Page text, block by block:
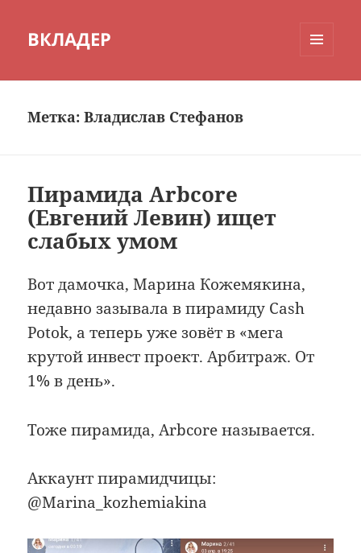
ВКЛАДЕР
Метка:Владислав Стефанов
Пирамида Arbcore
(Евгений Левин) ищет
слабых умом
Вот дамочка, Марина Кожемякина,
недавно зазывала в пирамиду Cash
Potok, а теперь уже зовёт в «мега
крутой инвест проект. Арбитраж. От
1% в день».
Тоже пирамида, Arbcore называется.
Аккаунт пирамидчицы:
@Marina_kozhemiakina